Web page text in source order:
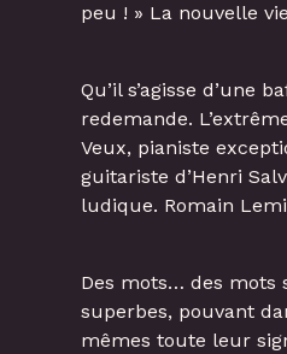
peu ! » La nouvelle
Qu’il s’agisse d’une
redemande.
Veux, pianiste
guitariste d’Henri
ludique. Romain
Des mots… des mots
superbes, pouvant
mêmes toute leur